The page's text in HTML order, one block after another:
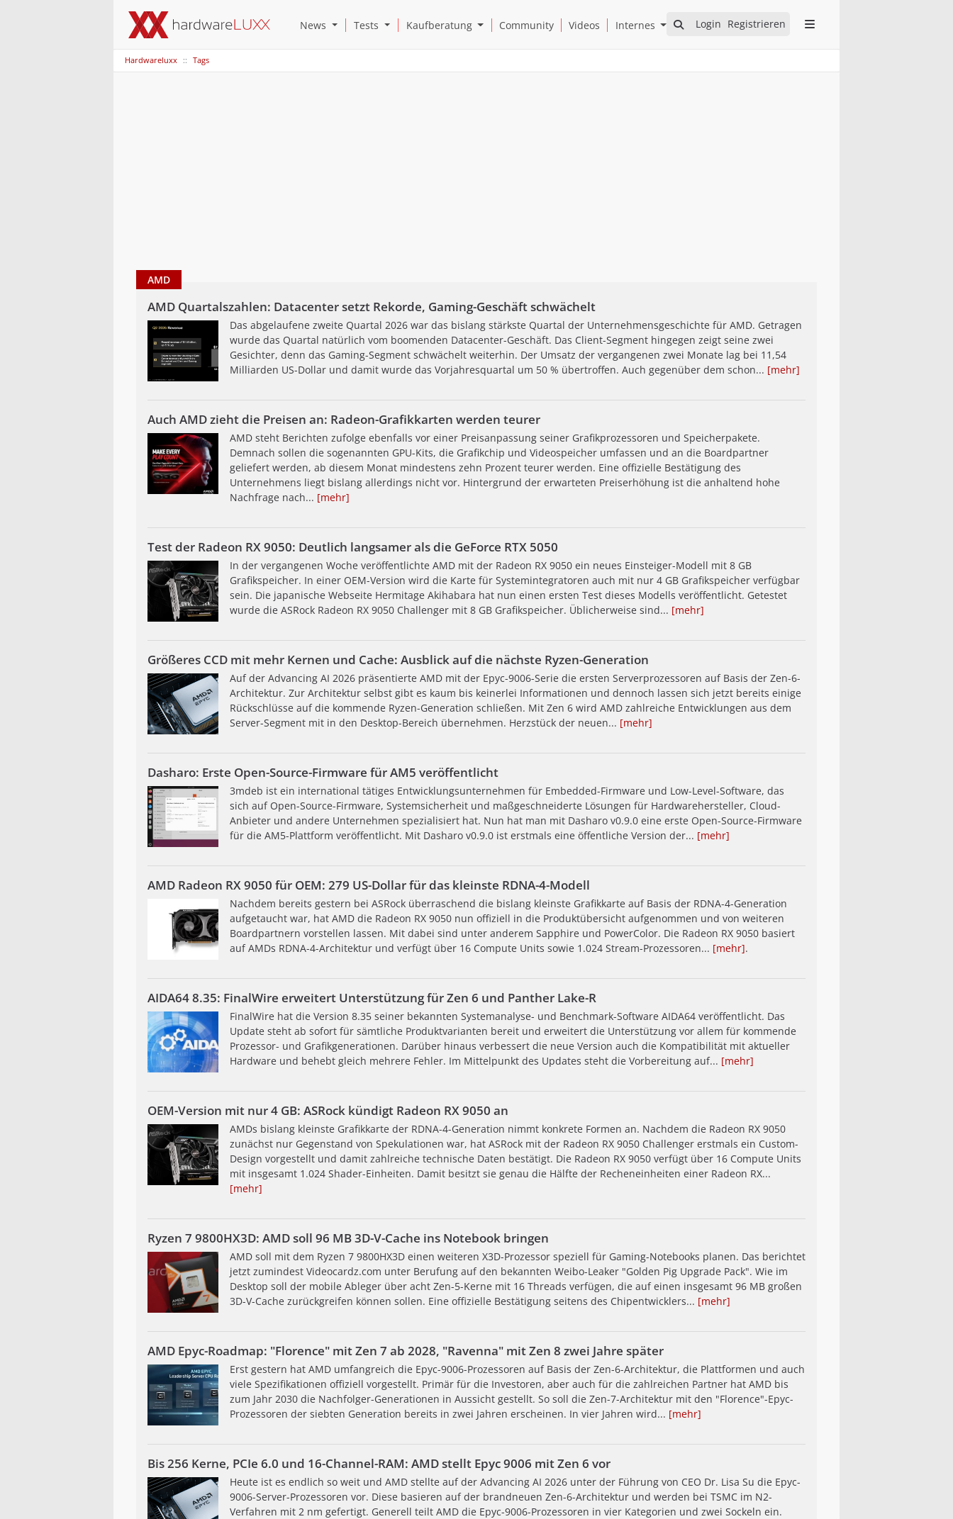
Login Registrieren
News Open News Submenu
Tests Open Tests Submenu
Kaufberatung Open Kaufberatung Submenu
Community Videos Internes Open Internes Submenu
Hardwareluxx Tags
AMD
AMD Quartalszahlen: Datacenter setzt Rekorde, Gaming-Geschäft schwächelt
Das abgelaufene zweite Quartal 2026 war das bislang stärkste Quartal der Unternehmens­geschichte für AMD. Getragen
wurde das Quartal natürlich vom boomenden Datacenter-Geschäft. Das Client-Segment hingegen zeigt seine zwei
Gesichter, denn das Gaming-Segment schwächelt weiterhin. Der Umsatz der vergangenen zwei Monate lag bei 11,54
Milliarden US-Dollar und damit wurde das Vorjahresquartal um 50 % übertroffen. Auch gegenüber dem schon... [mehr]
Auch AMD zieht die Preisen an: Radeon-Grafikkarten werden teurer
AMD steht Berichten zufolge ebenfalls vor einer Preisanpassung seiner Grafikprozessoren und Speicherpakete.
Demnach sollen die sogenannten GPU-Kits, die Grafikchip und Videospeicher umfassen und an die Boardpartner
geliefert werden, ab diesem Monat mindestens zehn Prozent teurer werden. Eine offizielle Bestätigung des
Unternehmens liegt bislang allerdings nicht vor. Hintergrund der erwarteten Preiserhöhung ist die anhaltend hohe
Nachfrage nach... [mehr]
Test der Radeon RX 9050: Deutlich langsamer als die GeForce RTX 5050
In der vergangenen Woche veröffentlichte AMD mit der Radeon RX 9050 ein neues Einsteiger-Modell mit 8 GB
Grafikspeicher. In einer OEM-Version wird die Karte für Systemintegratoren auch mit nur 4 GB Grafikspeicher verfügbar
sein. Die japanische Webseite Hermitage Akihabara hat nun einen ersten Test dieses Modells veröffentlicht. Getestet
wurde die ASRock Radeon RX 9050 Challenger mit 8 GB Grafikspeicher. Üblicherweise sind... [mehr]
Größeres CCD mit mehr Kernen und Cache: Ausblick auf die nächste Ryzen-Generation
Auf der Advancing AI 2026 präsentierte AMD mit der Epyc-9006-Serie die ersten Serverprozessoren auf Basis der Zen-6-
Architektur. Zur Architektur selbst gibt es kaum bis keinerlei Informationen und dennoch lassen sich jetzt bereits einige
Rückschlüsse auf die kommende Ryzen-Generation schließen. Mit Zen 6 wird AMD zahlreiche Entwicklungen aus dem
Server-Segment mit in den Desktop-Bereich übernehmen. Herzstück der neuen... [mehr]
Dasharo: Erste Open-Source-Firmware für AM5 veröffentlicht
3mdeb ist ein international tätiges Entwicklungsunternehmen für Embedded-Firmware und Low-Level-Software, das
sich auf Open-Source-Firmware, Systemsicherheit und maßgeschneiderte Lösungen für Hardwarehersteller, Cloud-
Anbieter und andere Unternehmen spezialisiert hat. Nun hat man mit Dasharo v0.9.0 eine erste Open-Source-Firmware
für die AM5-Plattform veröffentlicht. Mit Dasharo v0.9.0 ist erstmals eine öffentliche Version der... [mehr]
AMD Radeon RX 9050 für OEM: 279 US-Dollar für das kleinste RDNA-4-Modell
Nachdem bereits gestern bei ASRock überraschend die bislang kleinste Grafikkarte auf Basis der RDNA-4-Generation
aufgetaucht war, hat AMD die Radeon RX 9050 nun offiziell in die Produktübersicht aufgenommen und von weiteren
Boardpartnern vorstellen lassen. Mit dabei sind unter anderem Sapphire und PowerColor. Die Radeon RX 9050 basiert
auf AMDs RDNA-4-Architektur und verfügt über 16 Compute Units sowie 1.024 Stream-Prozessoren... [mehr].
AIDA64 8.35: FinalWire erweitert Unterstützung für Zen 6 und Panther Lake-R
FinalWire hat die Version 8.35 seiner bekannten Systemanalyse- und Benchmark-Software AIDA64 veröffentlicht. Das
Update steht ab sofort für sämtliche Produktvarianten bereit und erweitert die Unterstützung vor allem für kommende
Prozessor- und Grafikgenerationen. Darüber hinaus verbessert die neue Version auch die Kompatibilität mit aktueller
Hardware und behebt gleich mehrere Fehler. Im Mittelpunkt des Updates steht die Vorbereitung auf... [mehr]
OEM-Version mit nur 4 GB: ASRock kündigt Radeon RX 9050 an
AMDs bislang kleinste Grafikkarte der RDNA-4-Generation nimmt konkrete Formen an. Nachdem die Radeon RX 9050
zunächst nur Gegenstand von Spekulationen war, hat ASRock mit der Radeon RX 9050 Challenger erstmals ein Custom-
Design vorgestellt und damit zahlreiche technische Daten bestätigt. Die Radeon RX 9050 verfügt über 16 Compute Units
mit insgesamt 1.024 Shader-Einheiten. Damit besitzt sie genau die Hälfte der Recheneinheiten einer Radeon RX...
[mehr]
Ryzen 7 9800HX3D: AMD soll 96 MB 3D-V-Cache ins Notebook bringen
AMD soll mit dem Ryzen 7 9800HX3D einen weiteren X3D-Prozessor speziell für Gaming-Notebooks planen. Das berichtet
jetzt zumindest Videocardz.com unter Berufung auf den bekannten Weibo-Leaker "Golden Pig Upgrade Pack". Wie im
Desktop soll der mobile Ableger über acht Zen-5-Kerne mit 16 Threads verfügen, die auf einen insgesamt 96 MB großen
3D-V-Cache zurückgreifen können sollen. Eine offizielle Bestätigung seitens des Chipentwicklers... [mehr]
AMD Epyc-Roadmap: "Florence" mit Zen 7 ab 2028, "Ravenna" mit Zen 8 zwei Jahre später
Erst gestern hat AMD umfangreich die Epyc-9006-Prozessoren auf Basis der Zen-6-Architektur, die Plattformen und auch
viele Spezifikationen offiziell vorgestellt. Primär für die Investoren, aber auch für die zahlreichen Partner hat AMD bis
zum Jahr 2030 die Nachfolger-Generationen in Aussicht gestellt. So soll die Zen-7-Architektur mit den "Florence"-Epyc-
Prozessoren der siebten Generation bereits in zwei Jahren erscheinen. In vier Jahren wird... [mehr]
Bis 256 Kerne, PCIe 6.0 und 16-Channel-RAM: AMD stellt Epyc 9006 mit Zen 6 vor
Heute ist es endlich so weit und AMD stellte auf der Advancing AI 2026 unter der Führung von CEO Dr. Lisa Su die Epyc-
9006-Server-Prozessoren vor. Diese basieren auf der brandneuen Zen-6-Architektur und werden bei TSMC im N2-
Verfahren mit 2 nm gefertigt. Generell teilt AMD die Epyc-9006-Prozessoren in vier Kategorien und zwei Sockeln ein.